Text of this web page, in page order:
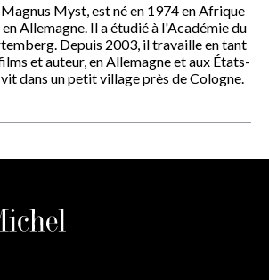
Magnus Myst, est né en 1974 en Afrique
Allemagne. Il a étudié à l'Académie du
Depuis 2003, il travaille en tant
et auteur, en Allemagne et aux États-
dans un petit village près de Cologne.